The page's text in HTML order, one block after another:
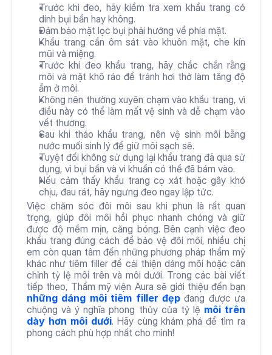
Trước khi đeo, hãy kiểm tra xem khẩu trang có
dính bụi bẩn hay không.
Đảm bảo mặt lọc bụi phải hướng về phía mặt.
Khẩu trang cần ôm sát vào khuôn mặt, che kín
mũi và miệng.
Trước khi đeo khẩu trang, hãy chắc chắn rằng
môi và mặt khô ráo để tránh hơi thở làm tăng độ
ẩm ở môi.
Không nên thường xuyên chạm vào khẩu trang, vì
điều này có thể làm mất vệ sinh và dễ chạm vào
vết thương.
Sau khi tháo khẩu trang, nên vệ sinh môi bằng
nước muối sinh lý để giữ môi sạch sẽ.
Tuyệt đối không sử dụng lại khẩu trang đã qua sử
dụng, vì bụi bẩn và vi khuẩn có thể đã bám vào.
Nếu cảm thấy khẩu trang cọ xát hoặc gây khó
chịu, đau rát, hãy ngưng đeo ngay lập tức.
Việc chăm sóc đôi môi sau khi phun là rất quan
trọng, giúp đôi môi hồi phục nhanh chóng và giữ
được độ mềm mịn, căng bóng. Bên cạnh việc đeo
khẩu trang đúng cách để bảo vệ đôi môi, nhiều chị
em còn quan tâm đến những phương pháp thẩm mỹ
khác như tiêm filler để cải thiện dáng môi hoặc cân
chỉnh tỷ lệ môi trên và môi dưới. Trong các bài viết
những dáng môi tiêm filler đẹp đang được ưa
chuộng và ý nghĩa phong thủy của tỷ lệ môi trên
dày hơn môi dưới. Hãy cùng khám phá để tìm ra
phong cách phù hợp nhất cho mình!